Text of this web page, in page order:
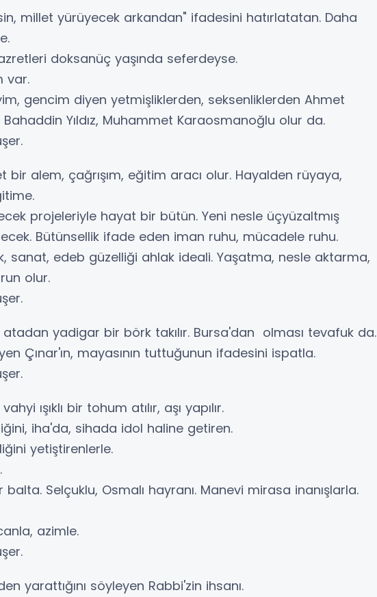
millet yürüyecek arkandan" ifadesini hatırlatatan. Daha
doksanüç yaşında seferdeyse.
var.
gencim diyen yetmişliklerden, seksenliklerden Ahmet
Bahaddin Yıldız, Muhammet Karaosmanoğlu olur da.
bir alem, çağrışım, eğitim aracı olur. Hayalden rüyaya,
projeleriyle hayat bir bütün. Yeni nesle üçyüzaltmış
Bütünsellik ifade eden iman ruhu, mücadele ruhu.
sanat, edeb güzelliği ahlak ideali. Yaşatma, nesle aktarma,
olur.
atadan yadigar bir börk takılır. Bursa'dan olması tevafuk da.
Çınar'ın, mayasının tuttuğunun ifadesini ispatla.
ışıklı bir tohum atılır, aşı yapılır.
iha'da, sihada idol haline getiren.
yetiştirenlerle.
balta. Selçuklu, Osmalı hayranı. Manevi mirasa inanışlarla.
azimle.
yarattığını söyleyen Rabbi'zin ihsanı.